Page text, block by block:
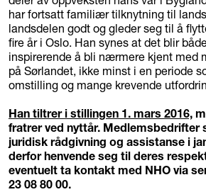
har fortsatt familiær tilknytning til
landsdelen godt og gleder seg til å
fire år i Oslo. Han synes at det blir
inspirerende å bli nærmere kjent med
på Sørlandet, ikke minst i en periode
omstilling og mange krevende
Han tiltrer i stillingen 1. mars 2016,
fratrer ved nyttår. Medlemsbedrifter
juridisk rådgivning og assistanse i
derfor henvende seg til deres
eventuelt ta kontakt med NHO via
23 08 80 00.